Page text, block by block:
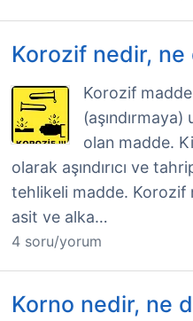
Korozif nedir, ne
Korozif
olan madde.
olarak aşındırıcı ve
tehlikeli madde. Korozif
asit ve alka…
4 soru/yorum
Korno nedir, ne